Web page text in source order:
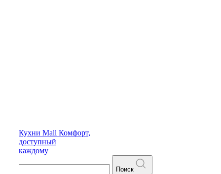
Кухни Mall Комфорт,
доступный
каждому
Поиск